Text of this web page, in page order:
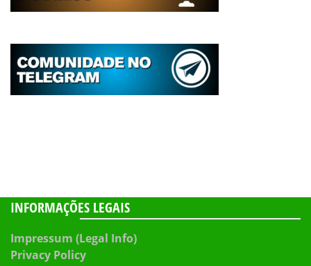
INFORMAÇÕES LEGAIS
Impressum (Legal Info)
Privacy Policy